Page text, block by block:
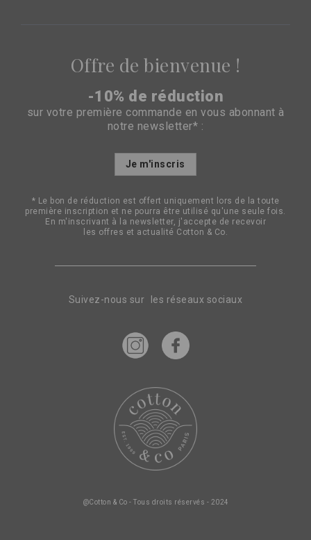
Suivez-nous sur les réseaux sociaux
Offre de bienvenue !
-10% de réduction
sur votre première commande en vous abonnant à
notre newsletter* :
Inscription
d’information
:
Je m'inscris
* Le bon de réduction est offert uniquement lors de la toute
première inscription et ne pourra être utilisé qu'une seule fois.
En m'inscrivant à la newsletter, j'accepte de recevoir
les offres et actualité Cotton & Co.
@Cotton & Co - Tous droits réservés - 2024